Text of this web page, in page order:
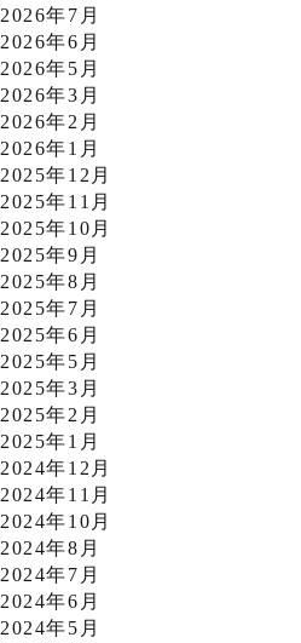
2026年7月
2026年6月
2026年5月
2026年3月
2026年2月
2026年1月
2025年12月
2025年11月
2025年10月
2025年9月
2025年8月
2025年7月
2025年6月
2025年5月
2025年3月
2025年2月
2025年1月
2024年12月
2024年11月
2024年10月
2024年8月
2024年7月
2024年6月
2024年5月